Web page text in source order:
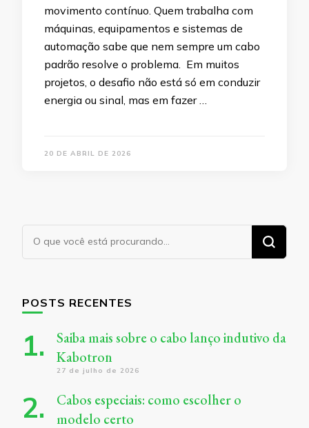
movimento contínuo. Quem trabalha com
máquinas, equipamentos e sistemas de
automação sabe que nem sempre um cabo
padrão resolve o problema. Em muitos
projetos, o desafio não está só em conduzir
energia ou sinal, mas em fazer …
20 DE ABRIL DE 2026
Procurando
algo?
POSTS RECENTES
Saiba mais sobre o cabo lanço indutivo da
Kabotron
27 de julho de 2026
Cabos especiais: como escolher o
modelo certo